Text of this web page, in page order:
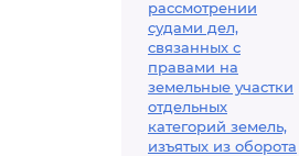
рассмотрении
судами дел,
связанных с
правами на
земельные участки
отдельных
категорий земель,
изъятых из оборота